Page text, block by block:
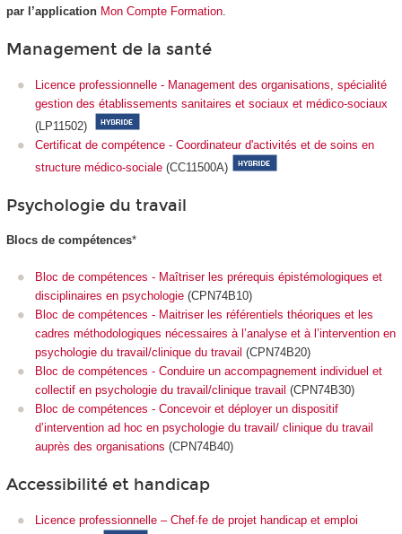
par l’application Mon Compte Formation.
Management de la santé
Licence professionnelle - Management des organisations, spécialité
gestion des établissements sanitaires et sociaux et médico-sociaux
(LP11502)
Certificat de compétence - Coordinateur d'activités et de soins en
structure médico-sociale (CC11500A)
Psychologie du travail
Blocs de compétences*
Bloc de compétences - Maîtriser les prérequis épistémologiques et
disciplinaires en psychologie (CPN74B10)
Bloc de compétences - Maitriser les référentiels théoriques et les
cadres méthodologiques nécessaires à l’analyse et à l’intervention en
psychologie du travail/clinique du travail (CPN74B20)
Bloc de compétences - Conduire un accompagnement individuel et
collectif en psychologie du travail/clinique travail (CPN74B30)
Bloc de compétences - Concevoir et déployer un dispositif
d’intervention ad hoc en psychologie du travail/ clinique du travail
auprès des organisations (CPN74B40)
Accessibilité et handicap
Licence professionnelle – Chef·fe de projet handicap et emploi